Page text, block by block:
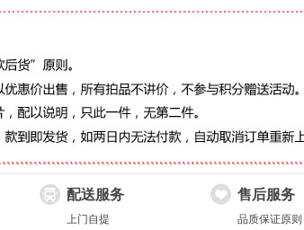
配送服务
上门自提
售后服务
品质保证原则